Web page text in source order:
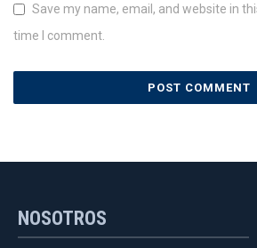
Save my name, email, and website in
time I comment.
NOSOTROS